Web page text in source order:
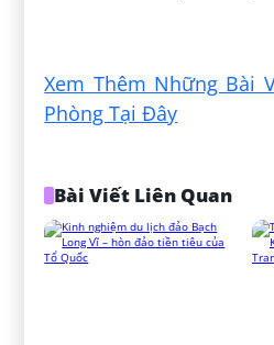
Xem Thêm Những Bài
Phòng Tại Đây
Bài Viết Liên Quan